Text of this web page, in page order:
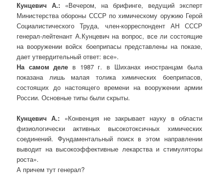
Кунцевич А.: «Вечером, на брифинге, ведущий эксперт
Министерства обороны СССР по химическому оружию Герой
Социалистического Труда, член-корреспондент АН СССР
генерал-лейтенант А.Кунцевич на вопрос, все ли состоящие
на вооружении войск боеприпасы представлены на показе,
дает утвердительный ответ: все».
На самом деле в 1987 г. в Шиханах иностранцам была
показана лишь малая толика химических боеприпасов,
состоящих до настоящего времени на вооружении армии
России. Основные типы были скрыты.
Кунцевич А.: «Конвенция не закрывает науку в области
физиологически активных высокотоксичных химических
соединений. Фундаментальный поиск в этом направлении
выводит на высокоэффективные лекарства и стимуляторы
роста».
А причем тут генерал?